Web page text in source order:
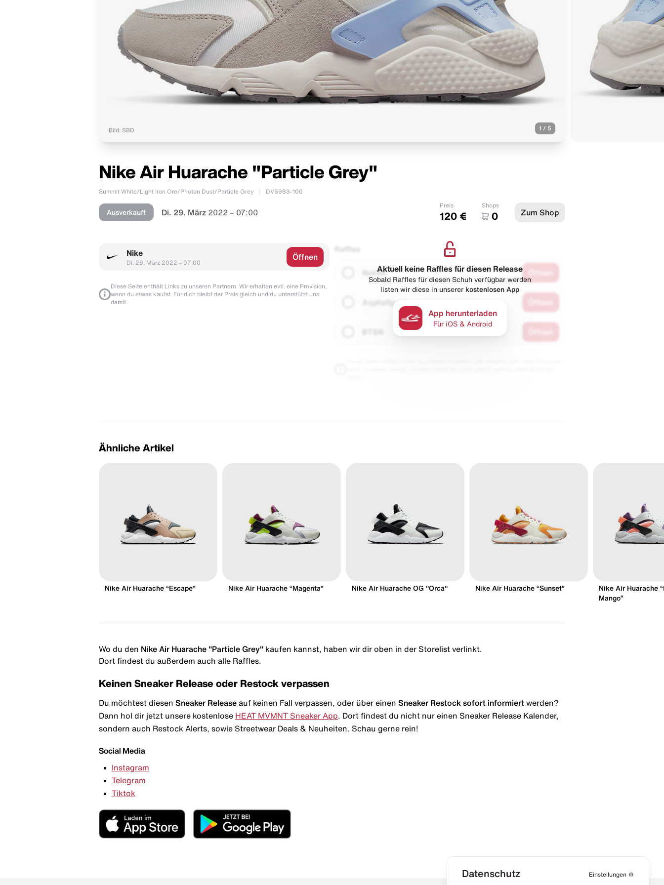
Bild: SBD 1 / 5
Nike Air Huarache "Particle Grey"
Summit White/Light Iron Ore/Photon Dust/Particle Grey DV6983-100
Ausverkauft Di. 29. März 2022 – 07:00
Preis
120 €
Shops
0 Zum Shop
Nike
Di. 29. März 2022 – 07:00
Öffnen
Diese Seite enthält Links zu unseren Partnern. Wir erhalten evtl. eine Provision,
wenn du etwas kaufst. Für dich bleibt der Preis gleich und du unterstützt uns
damit.
Raffles
Naked
Asphaltgold
Aktuell keine Raffles für diesen Release
Sobald Raffles für diesen Schuh verfügbar werden
listen wir diese in unserer kostenlosen App
App herunterladen
Für iOS & Android
Ähnliche Artikel
Nike Air Huarache “Escape” Nike Air Huarache “Magenta” Nike Air Huarache OG "Orca" Nike Air Huarache “Sunset”
Nike Air Huarache
Mango”
Wo du den Nike Air Huarache "Particle Grey" kaufen kannst, haben wir dir oben in der Storelist verlinkt.
Dort findest du außerdem auch alle Raffles.
Keinen Sneaker Release oder Restock verpassen
Du möchtest diesen Sneaker Release auf keinen Fall verpassen, oder über einen Sneaker Restock sofort informiert werden?
Dann hol dir jetzt unsere kostenlose HEAT MVMNT Sneaker App . Dort findest du nicht nur einen Sneaker Release Kalender,
sondern auch Restock Alerts, sowie Streetwear Deals & Neuheiten. Schau gerne rein!
Social Media
Instagram
Telegram
Tiktok
Datenschutz Einstellungen ⚙️